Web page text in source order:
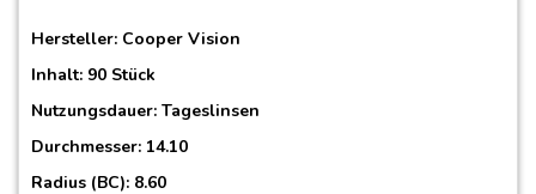
Hersteller: Cooper Vision
Inhalt: 90 Stück
Nutzungsdauer: Tageslinsen
Durchmesser: 14.10
Radius (BC): 8.60